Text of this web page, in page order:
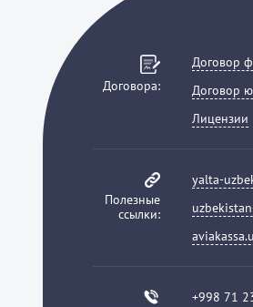
Договора:
Договор
Договор
Лицензии
Полезные
ссылки:
yalta-
+998 71